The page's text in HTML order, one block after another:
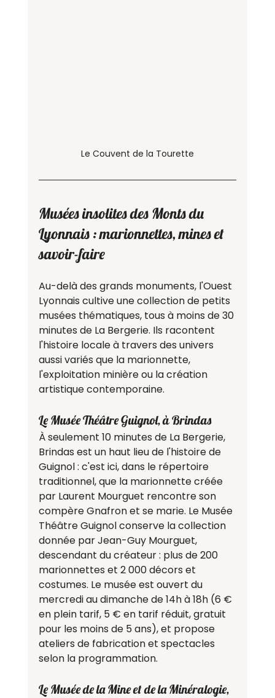
Le Couvent de la Tourette
Musées insolites des Monts du
Lyonnais : marionnettes, mines et
savoir-faire
Au-delà des grands monuments, l'Ouest
Lyonnais cultive une collection de petits
musées thématiques, tous à moins de 30
minutes de La Bergerie. Ils racontent
l'histoire locale à travers des univers
aussi variés que la marionnette,
l'exploitation minière ou la création
artistique contemporaine.
Le Musée Théâtre Guignol, à Brindas
À seulement 10 minutes de La Bergerie,
Brindas est un haut lieu de l'histoire de
Guignol : c'est ici, dans le répertoire
traditionnel, que la marionnette créée
par Laurent Mourguet rencontre son
compère Gnafron et se marie. Le Musée
Théâtre Guignol conserve la collection
donnée par Jean-Guy Mourguet,
descendant du créateur : plus de 200
marionnettes et 2 000 décors et
costumes. Le musée est ouvert du
mercredi au dimanche de 14h à 18h (6 €
en plein tarif, 5 € en tarif réduit, gratuit
pour les moins de 5 ans), et propose
ateliers de fabrication et spectacles
selon la programmation.
Le Musée de la Mine et de la Minéralogie,